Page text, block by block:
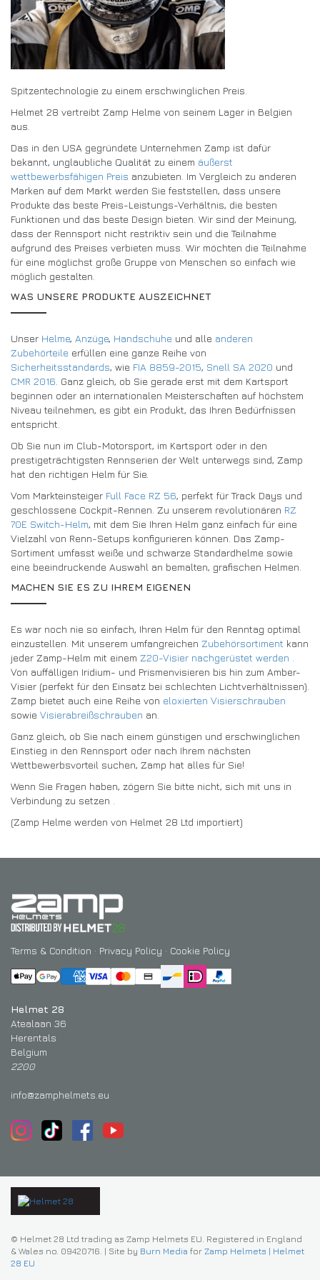
FAQS
DRIVERS/PARTNERS
MEIN ACCOUNT
DRIVERS/PARTNERS
RESSOURCEN
MEIN ACCOUNT
HÄNDLER-ANFRAGE-SEITE
Spitzentechnologie zu einem erschwinglichen Preis.
Helmet 28 vertreibt Zamp Helme von seinem Lager in Belgien
aus.
Das in den USA gegründete Unternehmen Zamp ist dafür
bekannt, unglaubliche Qualität zu einem äußerst
wettbewerbsfähigen Preis anzubieten. Im Vergleich zu anderen
Marken auf dem Markt werden Sie feststellen, dass unsere
Produkte das beste Preis-Leistungs-Verhältnis, die besten
Funktionen und das beste Design bieten. Wir sind der Meinung,
dass der Rennsport nicht restriktiv sein und die Teilnahme
aufgrund des Preises verbieten muss. Wir möchten die Teilnahme
für eine möglichst große Gruppe von Menschen so einfach wie
möglich gestalten.
WAS UNSERE PRODUKTE AUSZEICHNET
Unser Helme, Anzüge, Handschuhe und alle anderen
Zubehörteile erfüllen eine ganze Reihe von
Sicherheitsstandards, wie FIA 8859-2015, Snell SA 2020 und
CMR 2016 . Ganz gleich, ob Sie gerade erst mit dem Kartsport
beginnen oder an internationalen Meisterschaften auf höchstem
Niveau teilnehmen, es gibt ein Produkt, das Ihren Bedürfnissen
entspricht.
Ob Sie nun im Club-Motorsport, im Kartsport oder in den
prestigeträchtigsten Rennserien der Welt unterwegs sind, Zamp
hat den richtigen Helm für Sie.
Vom Markteinsteiger Full Face RZ 56, perfekt für Track Days und
geschlossene Cockpit-Rennen. Zu unserem revolutionären RZ
70E Switch-Helm, mit dem Sie Ihren Helm ganz einfach für eine
Vielzahl von Renn-Setups konfigurieren können. Das Zamp-
Sortiment umfasst weiße und schwarze Standardhelme sowie
eine beeindruckende Auswahl an bemalten, grafischen Helmen.
MACHEN SIE ES ZU IHREM EIGENEN
Es war noch nie so einfach, Ihren Helm für den Renntag optimal
einzustellen. Mit unserem umfangreichen Zubehörsortiment kann
jeder Zamp-Helm mit einem Z20-Visier nachgerüstet werden .
Von auffälligen Iridium- und Prismenvisieren bis hin zum Amber-
Visier (perfekt für den Einsatz bei schlechten Lichtverhältnissen).
Zamp bietet auch eine Reihe von eloxierten Visierschrauben
sowie Visierabreißschrauben an.
Ganz gleich, ob Sie nach einem günstigen und erschwinglichen
Einstieg in den Rennsport oder nach Ihrem nächsten
Wettbewerbsvorteil suchen, Zamp hat alles für Sie!
Wenn Sie Fragen haben, zögern Sie bitte nicht, sich mit uns in
Verbindung zu setzen
(Zamp Helme werden von Helmet 28 Ltd importiert)
Terms & Condition · Privacy Policy · Cookie Policy
Helmet 28
Atealaan 36
Herentals
Belgium
2200
info@zamphelmets.eu
© Helmet 28 Ltd trading as Zamp Helmets EU. Registered in England
& Wales no. 09420716. | Site by Burn Media for Zamp Helmets | Helmet
28 EU